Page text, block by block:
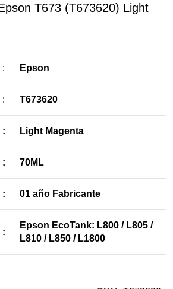
T673 (T673620) Light
: Epson
: T673620
: Light Magenta
: 70ML
: 01 año Fabricante
:
Epson EcoTank: L800 / L805 /
L810 / L850 / L1800